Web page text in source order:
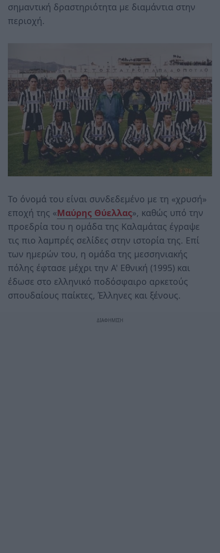
σημαντική δραστηριότητα με διαμάντια στην
περιοχή.
Το όνομά του είναι συνδεδεμένο με τη «χρυσή»
εποχή της «Μαύρης Θύελλας», καθώς υπό την
προεδρία του η ομάδα της Καλαμάτας έγραψε
τις πιο λαμπρές σελίδες στην ιστορία της. Επί
των ημερών του, η ομάδα της μεσσηνιακής
πόλης έφτασε μέχρι την Α' Εθνική (1995) και
έδωσε στο ελληνικό ποδόσφαιρο αρκετούς
σπουδαίους παίκτες, Έλληνες και ξένους.